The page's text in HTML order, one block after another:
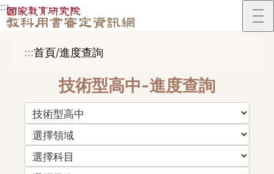
跳到主要內容區塊
:::
:::首頁/進度查詢
技術型高中-進度查詢
教育階段（選擇後將更新領域選項）
領域（選擇後將更新科目選項）
科目（選擇後將更新冊次選項）